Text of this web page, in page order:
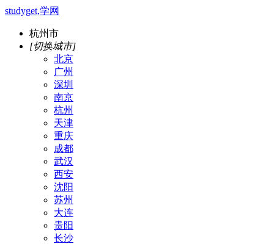
studyget,学网
杭州市
[切换城市]
北京
广州
深圳
南京
杭州
天津
重庆
成都
武汉
西安
沈阳
苏州
大连
贵阳
长沙